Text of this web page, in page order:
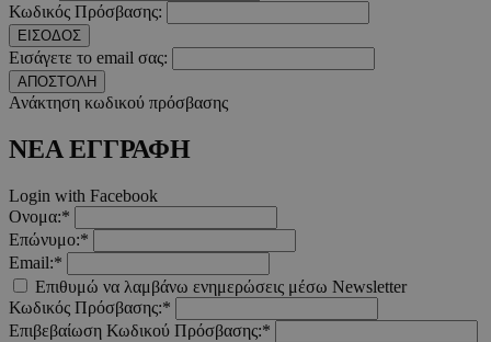
Κωδικός Πρόσβασης:
ΕΙΣΟΔΟΣ
Εισάγετε το email σας:
ΑΠΟΣΤΟΛΗ
Ανάκτηση κωδικού πρόσβασης
ΝΕΑ ΕΓΓΡΑΦΗ
Login with Facebook
Ονομα:*
Επώνυμο:*
Email:*
Επιθυμώ να λαμβάνω ενημερώσεις μέσω Newsletter
Κωδικός Πρόσβασης:*
Επιβεβαίωση Κωδικού Πρόσβασης:*
VISITOR_PRIVACY_METADATA